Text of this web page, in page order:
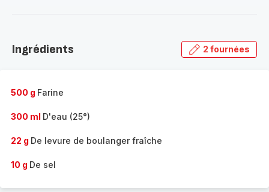
Ingrédients 2 fournées
500 g Farine
300 ml D'eau (25°)
22 g De levure de boulanger fraîche
10 g De sel